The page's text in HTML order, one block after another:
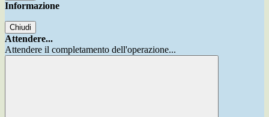
Informazione
Chiudi
Attendere...
Attendere il completamento dell'operazione...